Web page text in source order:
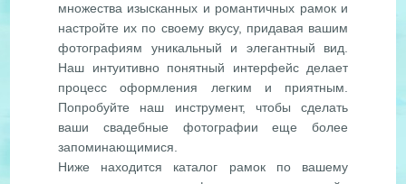
множества изысканных и романтичных рамок и
настройте их по своему вкусу, придавая вашим
фотографиям уникальный и элегантный вид.
Наш интуитивно понятный интерфейс делает
процесс оформления легким и приятным.
Попробуйте наш инструмент, чтобы сделать
ваши свадебные фотографии еще более
запоминающимися.
Ниже находится каталог рамок по вашему